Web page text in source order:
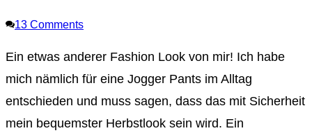
13 Comments
Ein etwas anderer Fashion Look von mir! Ich habe
mich nämlich für eine Jogger Pants im Alltag
entschieden und muss sagen, dass das mit Sicherheit
mein bequemster Herbstlook sein wird. Ein